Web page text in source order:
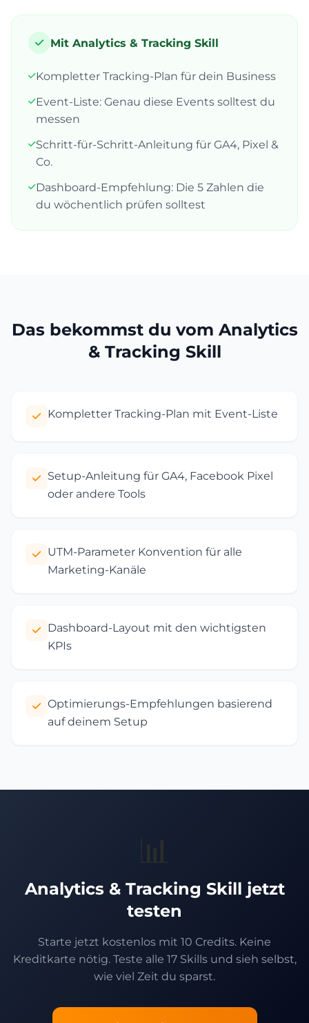
Mit Analytics & Tracking Skill
Kompletter Tracking-Plan für dein Business
Event-Liste: Genau diese Events solltest du
messen
Schritt-für-Schritt-Anleitung für GA4, Pixel &
Co.
Dashboard-Empfehlung: Die 5 Zahlen die
du wöchentlich prüfen solltest
Das bekommst du vom Analytics
& Tracking Skill
Kompletter Tracking-Plan mit Event-Liste
Setup-Anleitung für GA4, Facebook Pixel
oder andere Tools
UTM-Parameter Konvention für alle
Marketing-Kanäle
Dashboard-Layout mit den wichtigsten
KPIs
Optimierungs-Empfehlungen basierend
auf deinem Setup
📊
Analytics & Tracking Skill jetzt
testen
Starte jetzt kostenlos mit 10 Credits. Keine
Kreditkarte nötig. Teste alle 17 Skills und sieh selbst,
wie viel Zeit du sparst.